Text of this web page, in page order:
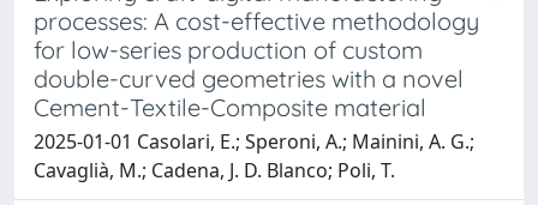
processes: A cost-effective methodology
for low-series production of custom
double-curved geometries with a novel
Cement-Textile-Composite material
2025-01-01 Casolari, E.; Speroni, A.; Mainini, A. G.;
Cavaglià, M.; Cadena, J. D. Blanco; Poli, T.